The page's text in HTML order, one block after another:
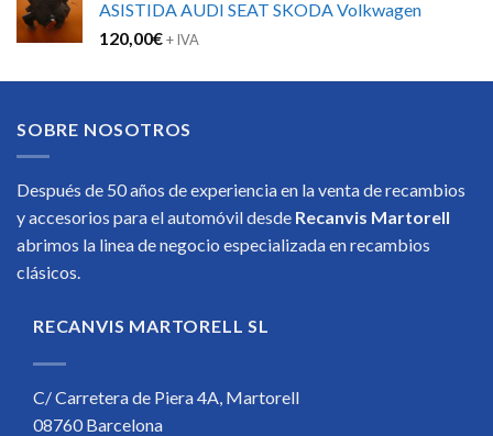
era:
21,05€.
es:
ASISTIDA AUDI SEAT SKODA Volkwagen
120,00€+ IVA
SOBRE NOSOTROS
Después de 50 años de experiencia en la venta de recambios
y accesorios para el automóvil desde Recanvis Martorell
abrimos la linea de negocio especializada en recambios
clásicos.
RECANVIS MARTORELL SL
C/ Carretera de Piera 4A, Martorell
08760 Barcelona